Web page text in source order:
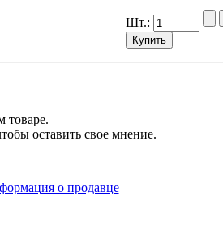
Шт.:
товаре.
оставить свое мнение.
о продавце